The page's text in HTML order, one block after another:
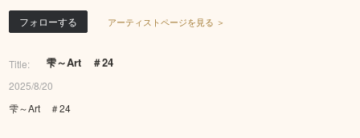
フォローする アーティストページを見る ＞
Title: 雫～Art ＃24
2025/8/20
雫～Art ＃24